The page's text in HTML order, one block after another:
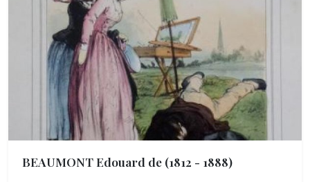
BEAUMONT Edouard de (1812 - 1888)